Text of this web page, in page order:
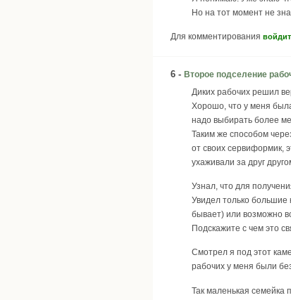
Но на тот момент не
Для комментирования
6 - Второе подселение
Диких рабочих решил
Хорошо, что у меня
надо выбирать более
Таким же способом
от своих сервиформик,
ухаживали за друг
Узнал, что для
Увидел только
бывает) или возможно
Подскажите с чем это
Смотрел я под этот
рабочих у меня были
Так маленькая семейка